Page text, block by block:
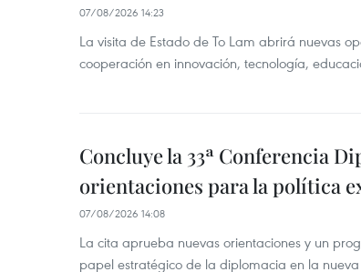
07/08/2026 14:23
La visita de Estado de To Lam abrirá nuevas
cooperación en innovación, tecnología,
Concluye la 33ª Conferencia
orientaciones para la política
07/08/2026 14:08
La cita aprueba nuevas orientaciones y un
papel estratégico de la diplomacia en la